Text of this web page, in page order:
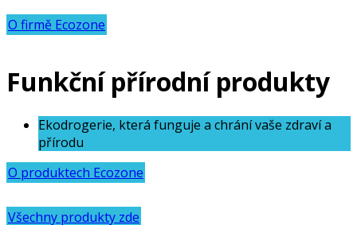
O firmě Ecozone
Funkční přírodní produkty
Ekodrogerie, která funguje a chrání vaše zdraví a
přírodu
O produktech Ecozone
Všechny produkty zde